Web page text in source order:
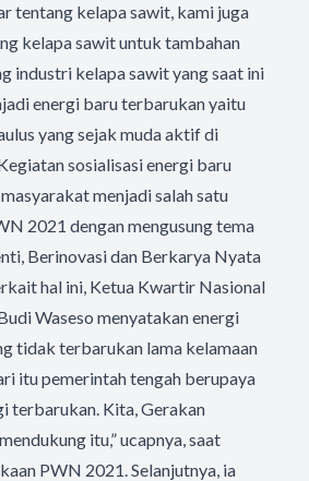
tentang kelapa sawit, kami juga
kelapa sawit untuk tambahan
industri kelapa sawit yang saat ini
energi baru terbarukan yaitu
yang sejak muda aktif di
sosialisasi energi baru
menjadi salah satu
2021 dengan mengusung tema
Berinovasi dan Berkarya Nyata
hal ini, Ketua Kwartir Nasional
Waseso menyatakan energi
tidak terbarukan lama kelamaan
itu pemerintah tengah berupaya
terbarukan. Kita, Gerakan
itu,” ucapnya, saat
PWN 2021. Selanjutnya, ia